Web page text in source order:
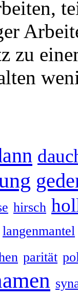
zu
hirsch
langenmantel
parität